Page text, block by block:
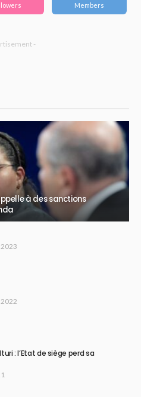
Members
-
à des sanctions
: l’Etat de siège perd sa